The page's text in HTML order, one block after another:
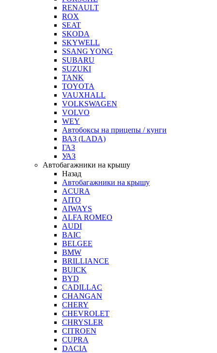
RENAULT
ROX
SEAT
SKODA
SKYWELL
SSANG YONG
SUBARU
SUZUKI
TANK
TOYOTA
VAUXHALL
VOLKSWAGEN
VOLVO
WEY
Автобоксы на прицепы / кунги
ВАЗ (LADA)
ГАЗ
УАЗ
Автобагажники на крышу
Назад
Автобагажники на крышу
ACURA
AITO
AIWAYS
ALFA ROMEO
AUDI
BAIC
BELGEE
BMW
BRILLIANCE
BUICK
BYD
CADILLAC
CHANGAN
CHERY
CHEVROLET
CHRYSLER
CITROEN
CUPRA
DACIA